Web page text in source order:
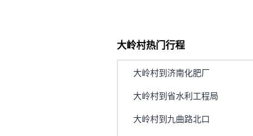
大岭村热门行程
大岭村到济南化肥厂
大岭村到省水利工程局
大岭村到九曲路北口